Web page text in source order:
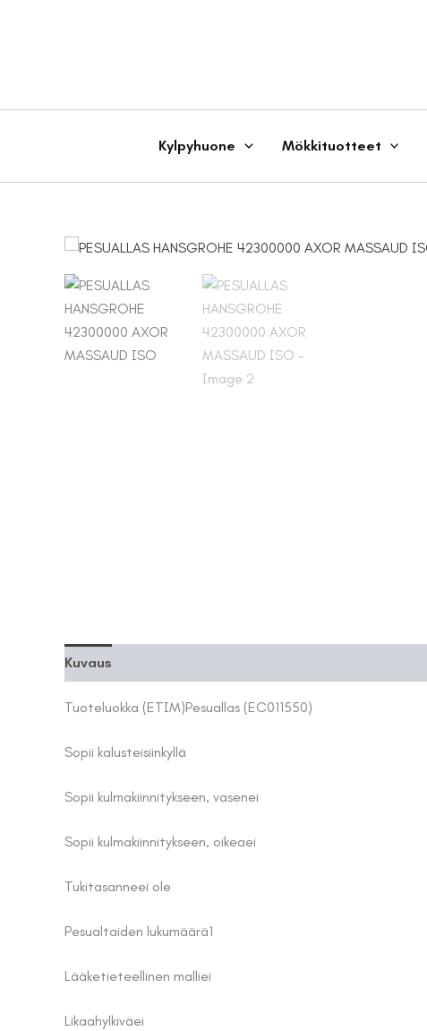
Kylpyhuone Mökkituotteet
Kuvaus
Tuoteluokka (ETIM)Pesuallas (EC011550)
Sopii kalusteisiinkyllä
Sopii kulmakiinnitykseen, vasenei
Sopii kulmakiinnitykseen, oikeaei
Tukitasanneei ole
Pesualtaiden lukumäärä1
Lääketieteellinen malliei
Likaahylkiväei